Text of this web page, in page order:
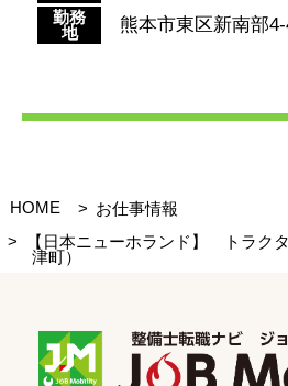
勤務
地
熊本市東区新南部
HOME
お仕事情報
【日本ニューホランド】 トラク
津町）